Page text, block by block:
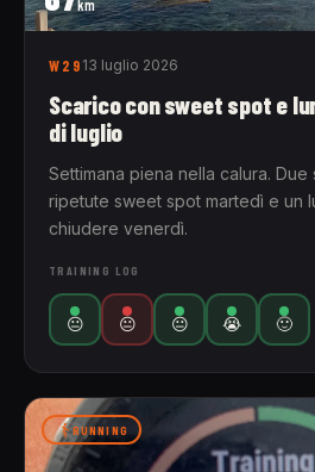
km
W29 13 luglio 2026
Scarico con sweet spot e
di luglio
Settimana piena nella calura.
ripetute sweet spot martedì e un
chiudere venerdì.
TRAINING LOG
😐 😐 😐 😭 🙂
RUNNING